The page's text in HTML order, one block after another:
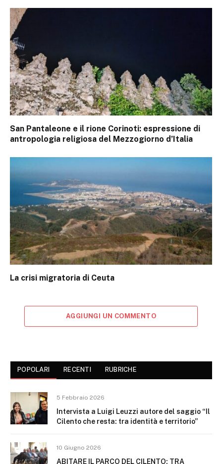
San Pantaleone e il rione Corinoti: espressione di
antropologia religiosa del Mezzogiorno d’Italia
La crisi migratoria di Ceuta
AGGIUNGI UN COMMENTO
POPOLARI RECENTI RUBRICHE
5 Febbraio 2026
Intervista a Luigi Leuzzi autore del saggio “Il
Cilento che resta: tra identità e territorio”
10 Giugno 2026
ABITARE IL PARCO DEL CILENTO: TRA